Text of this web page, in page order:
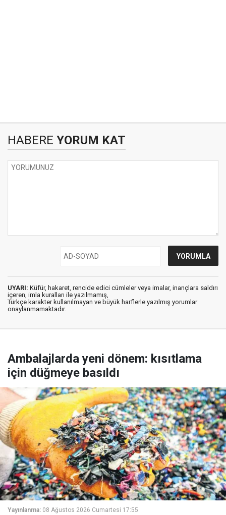
HABERE YORUM KAT
UYARI: Küfür, hakaret, rencide edici cümleler veya imalar, inançlara saldırı
içeren, imla kuralları ile yazılmamış,
Türkçe karakter kullanılmayan ve büyük harflerle yazılmış yorumlar
onaylanmamaktadır.
Ambalajlarda yeni dönem: kısıtlama
için düğmeye basıldı
Yayınlanma: 08 Ağustos 2026 Cumartesi 17:55